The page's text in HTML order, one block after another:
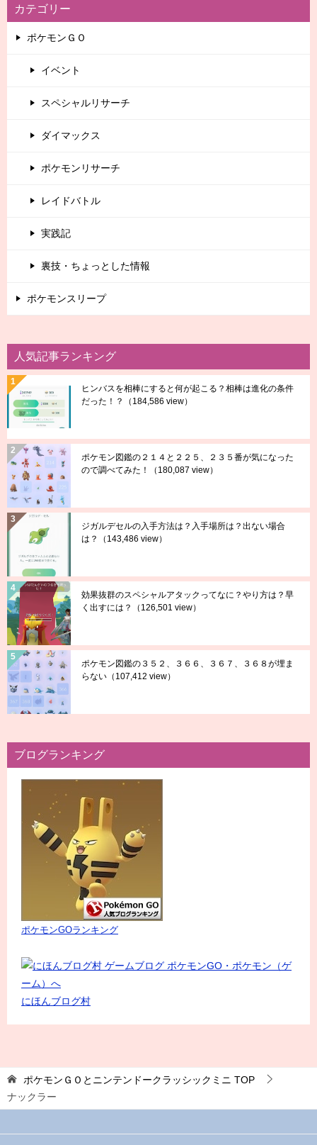
カテゴリー
ポケモンＧＯ
イベント
スペシャルリサーチ
ダイマックス
ポケモンリサーチ
レイドバトル
実践記
裏技・ちょっとした情報
ポケモンスリープ
人気記事ランキング
ヒンバスを相棒にすると何が起こる？相棒は進化の条件
だった！？
（184,586 view）
ポケモン図鑑の２１４と２２５、２３５番が気になった
ので調べてみた！
（180,087 view）
ジガルデセルの入手方法は？入手場所は？出ない場合
は？
（143,486 view）
効果抜群のスペシャルアタックってなに？やり方は？早
く出すには？
（126,501 view）
ポケモン図鑑の３５２、３６６、３６７、３６８が埋ま
らない （107,412 view）
ブログランキング
ポケモンGOランキング
にほんブログ村
ポケモンＧＯとニンテンドークラッシックミニ TOP
ナックラー